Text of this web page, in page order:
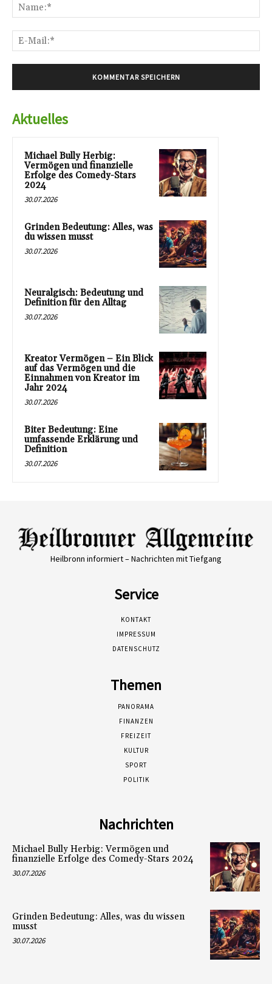
Aktuelles
Michael Bully Herbig:
Vermögen und finanzielle
Erfolge des Comedy-Stars
2024
30.07.2026
Grinden Bedeutung: Alles, was
du wissen musst
30.07.2026
Neuralgisch: Bedeutung und
Definition für den Alltag
30.07.2026
Kreator Vermögen – Ein Blick
auf das Vermögen und die
Einnahmen von Kreator im
Jahr 2024
30.07.2026
Biter Bedeutung: Eine
umfassende Erklärung und
Definition
30.07.2026
Heilbronn informiert – Nachrichten mit Tiefgang
Service
KONTAKT
IMPRESSUM
DATENSCHUTZ
Themen
PANORAMA
FINANZEN
FREIZEIT
KULTUR
SPORT
POLITIK
Nachrichten
Michael Bully Herbig: Vermögen und
finanzielle Erfolge des Comedy-Stars 2024
30.07.2026
Grinden Bedeutung: Alles, was du wissen
musst
30.07.2026